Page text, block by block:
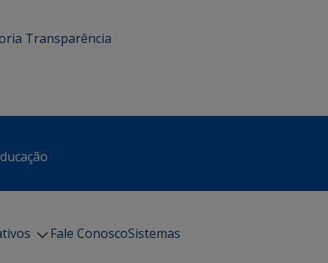
Transparência
Fale ConoscoSistemas